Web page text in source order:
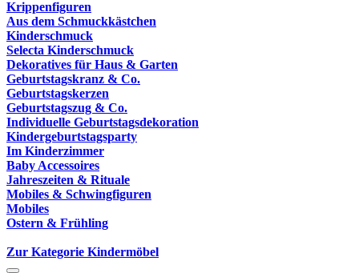
Krippenfiguren
Aus dem Schmuckkästchen
Kinderschmuck
Selecta Kinderschmuck
Dekoratives für Haus & Garten
Geburtstagskranz & Co.
Geburtstagskerzen
Geburtstagszug & Co.
Individuelle Geburtstagsdekoration
Kindergeburtstagsparty
Im Kinderzimmer
Baby Accessoires
Jahreszeiten & Rituale
Mobiles & Schwingfiguren
Mobiles
Ostern & Frühling
Zur Kategorie Kindermöbel